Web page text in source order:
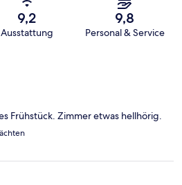
9,2
Ausstattung
9,8
Personal & Service
Frühstück. Zimmer etwas hellhörig.